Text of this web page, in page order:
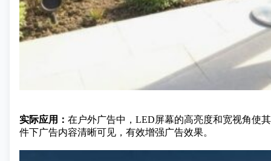
实际应用： 在户外广告中，LED屏幕的高亮度和宽视角使
件下广告内容清晰可见，有效增强广告效果。